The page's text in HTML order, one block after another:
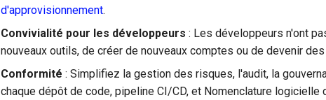
d'approvisionnement.
Convivialité pour les développeurs : Les développeurs n'ont
nouveaux outils, de créer de nouveaux comptes ou de devenir
Conformité : Simplifiez la gestion des risques, l'audit, la
chaque dépôt de code, pipeline CI/CD, et Nomenclature